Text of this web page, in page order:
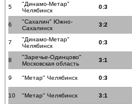
5
"Динамо-Метар"
Челябинск
0:3
6
"Сахалин" Южно-
Сахалинск
3:2
7
"Динамо-Метар"
Челябинск
0:3
8
"Заречье-Одинцово"
Московская область
3:1
9 "Метар" Челябинск 0:3
10 "Метар" Челябинск 3:1